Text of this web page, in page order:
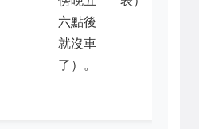
六點後
就沒車
了）。